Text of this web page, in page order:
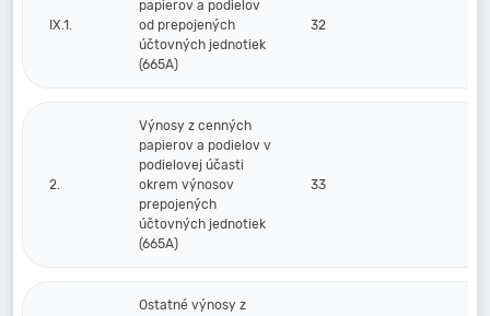
IX.1.
papierov a podielov
od prepojených
účtovných jednotiek
(665A)
32
2.
Výnosy z cenných
papierov a podielov v
podielovej účasti
okrem výnosov
prepojených
účtovných jednotiek
(665A)
33
Ostatné výnosy z